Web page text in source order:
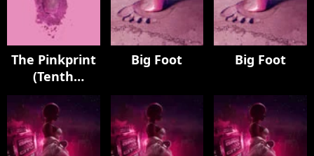
The Pinkprint
(Tenth
Anniversary
Edition)
Big Foot Big Foot